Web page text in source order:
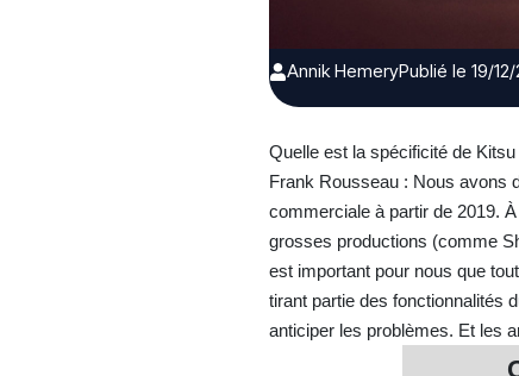
Annik HemeryPublié le 19/
Quelle est la spécificité de Kitsu
Frank Rousseau : Nous avons
commerciale à partir de 2019.
grosses productions (comme
est important pour nous que
tirant partie des fonctionnalités
anticiper les problèmes. Et les